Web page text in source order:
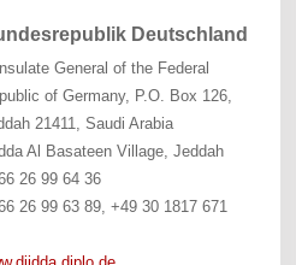
Deutschland
General of the Federal
of Germany, P.O. Box 126,
21411, Saudi Arabia
Al Basateen Village, Jeddah
26 99 64 36
26 99 63 89, +49 30 1817 671